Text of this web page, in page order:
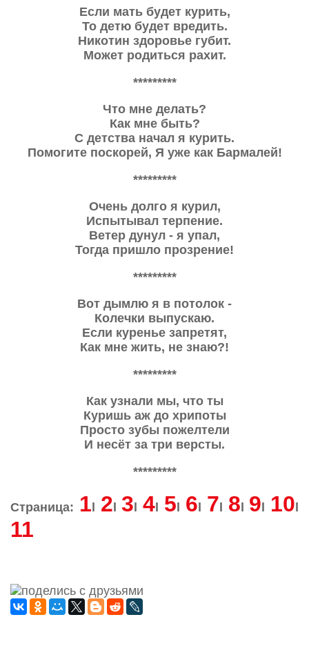
Если мать будет курить,
То детю будет вредить.
Никотин здоровье губит.
Может родиться рахит.
*********
Что мне делать?
Как мне быть?
С детства начал я курить.
Помогите поскорей, Я уже как Бармалей!
*********
Очень долго я курил,
Испытывал терпение.
Ветер дунул - я упал,
Тогда пришло прозрение!
*********
Вот дымлю я в потолок -
Колечки выпускаю.
Если куренье запретят,
Как мне жить, не знаю?!
*********
Как узнали мы, что ты
Куришь аж до хрипоты
Просто зубы пожелтели
И несёт за три версты.
*********
Страница: 1 2 l3 l4 5 6 7 8 9 10
11